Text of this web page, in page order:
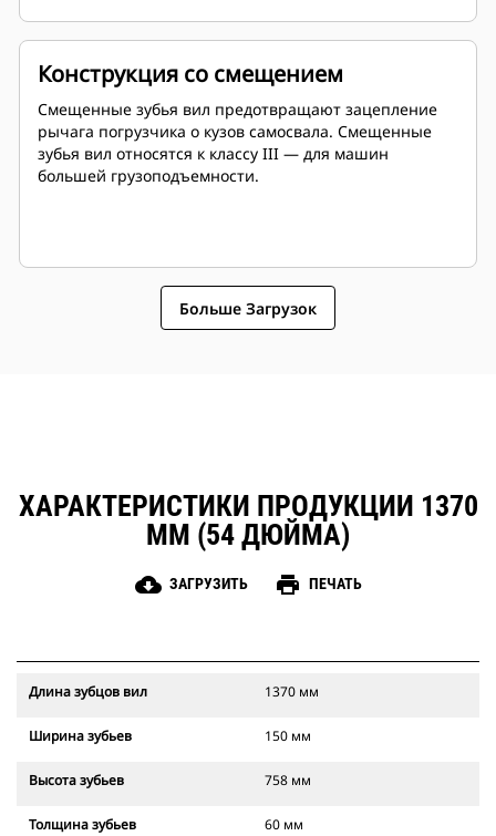
Конструкция со смещением
Смещенные зубья вил предотвращают зацепление
рычага погрузчика о кузов самосвала. Смещенные
зубья вил относятся к классу III — для машин
большей грузоподъемности.
Больше Загрузок
ХАРАКТЕРИСТИКИ ПРОДУКЦИИ 1370
ММ (54 ДЮЙМА)
cloud_download ЗАГРУЗИТЬ print ПЕЧАТЬ
Длина зубцов вил 1370 мм
Ширина зубьев 150 мм
Высота зубьев 758 мм
Толщина зубьев 60 мм